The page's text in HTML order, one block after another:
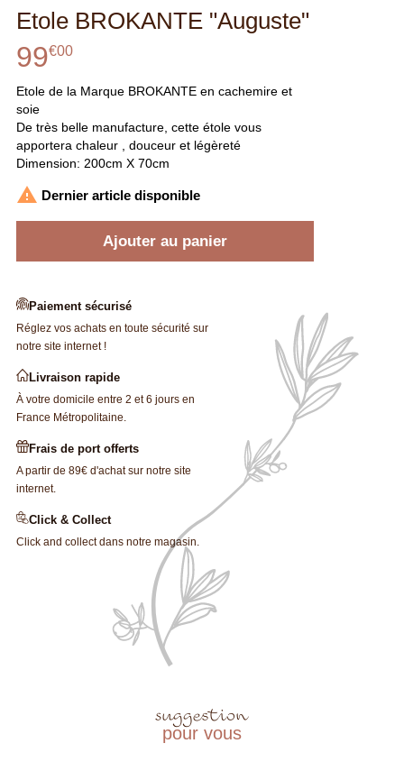
Etole BROKANTE "Auguste"
99€00
Etole de la Marque BROKANTE en cachemire et
soie
De très belle manufacture, cette étole vous
apportera chaleur , douceur et légèreté
Dimension: 200cm X 70cm
 Dernier article disponible
Ajouter au panier
Paiement sécurisé
Réglez vos achats en toute sécurité sur
notre site internet !
Livraison rapide
À votre domicile entre 2 et 6 jours en
France Métropolitaine.
Frais de port offerts
A partir de 89€ d'achat sur notre site
internet.
Click & Collect
Click and collect dans notre magasin.
suggestion
pour vous